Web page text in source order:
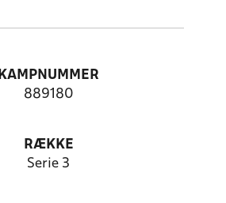
KAMPNUMMER
889180
RÆKKE
Serie 3